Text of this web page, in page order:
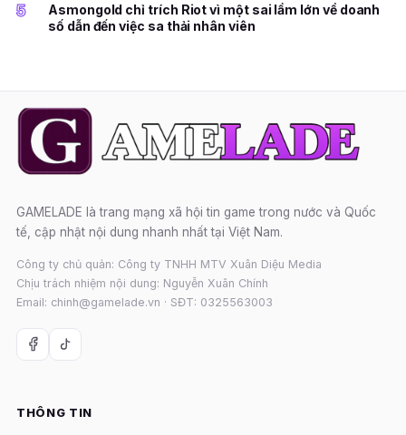
5
Asmongold chỉ trích Riot vì một sai lầm lớn về doanh
số dẫn đến việc sa thải nhân viên
GAMELADE là trang mạng xã hội tin game trong nước và Quốc
tế, cập nhật nội dung nhanh nhất tại Việt Nam.
Công ty chủ quản: Công ty TNHH MTV Xuân Diệu Media
Chịu trách nhiệm nội dung: Nguyễn Xuân Chính
Email: chinh@gamelade.vn · SĐT: 0325563003
THÔNG TIN